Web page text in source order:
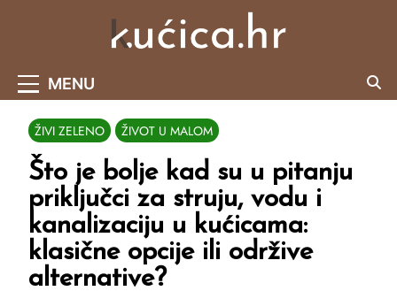
Portal O Malim Kućama I Održivom Načinu
Života.
MENU
ŽIVI ZELENO ŽIVOT U MALOM
Što je bolje kad su u pitanju
priključci za struju, vodu i
kanalizaciju u kućicama:
klasične opcije ili održive
alternative?